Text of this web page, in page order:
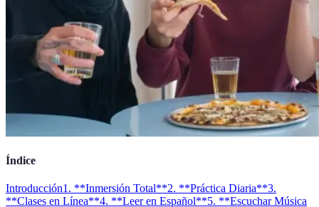
Índice
Introducción1. **Inmersión Total**2. **Práctica Diaria**3.
**Clases en Línea**4. **Leer en Español**5. **Escuchar Música